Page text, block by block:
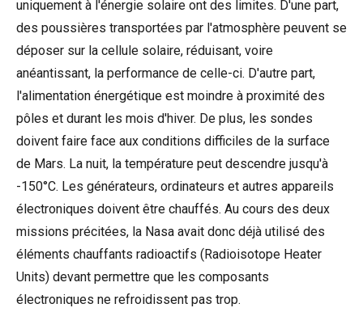
uniquement à l'énergie solaire ont des limites. D'une part,
des poussières transportées par l'atmosphère peuvent se
déposer sur la cellule solaire, réduisant, voire
anéantissant, la performance de celle-ci. D'autre part,
l'alimentation énergétique est moindre à proximité des
pôles et durant les mois d'hiver. De plus, les sondes
doivent faire face aux conditions difficiles de la surface
de Mars. La nuit, la température peut descendre jusqu'à
-150°C. Les générateurs, ordinateurs et autres appareils
électroniques doivent être chauffés. Au cours des deux
missions précitées, la Nasa avait donc déjà utilisé des
éléments chauffants radioactifs (Radioisotope Heater
Units) devant permettre que les composants
électroniques ne refroidissent pas trop.